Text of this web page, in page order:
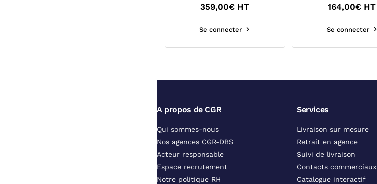
359,00€ HT
Se connecter
164,00€ HT
Se connecter
A propos de CGR
Qui sommes-nous
Nos agences CGR-DBS
Acteur responsable
Espace recrutement
Notre politique RH
Services
Livraison sur mesure
Retrait en agence
Suivi de livraison
Contacts commerciaux
Catalogue interactif